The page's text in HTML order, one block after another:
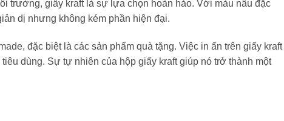
trường, giấy kraft là sự lựa chọn hoàn hảo. Với màu nâu đặc
dị nhưng không kém phần hiện đại.
đặc biệt là các sản phẩm quà tặng. Việc in ấn trên giấy kraft
dùng. Sự tự nhiên của hộp giấy kraft giúp nó trở thành một